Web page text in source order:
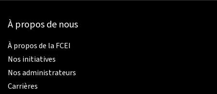
À propos de nous
À propos de la FCEI
Nos initiatives
Nos administrateurs
Carrières